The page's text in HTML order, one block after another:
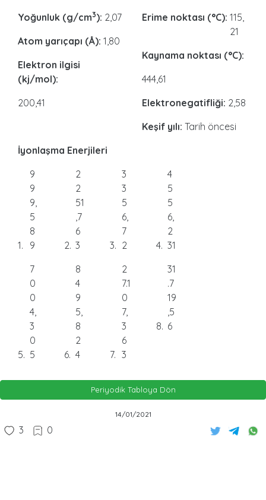
Yoğunluk (g/cm3): 2,07
Atom yarıçapı (Å): 1,80
Elektron ilgisi
(kj/mol):
200,41
Erime noktası (°C): 115,
21
Kaynama noktası (°C):
444,61
Elektronegatifliği: 2,58
Keşif yılı: Tarih öncesi
İyonlaşma Enerjileri
1
9
9
9,
5
8
9
2
2
2
51
,7
6
3
3
3
3
5
6,
7
2
4
4
5
5
6,
2
31
5
7
0
0
4,
3
0
5
6
8
4
9
5,
8
2
4
7
2
7.1
0
7,
3
6
3
8
31
.7
19
,5
6
Periyodik Tabloya Dön
14/01/2021
3 0